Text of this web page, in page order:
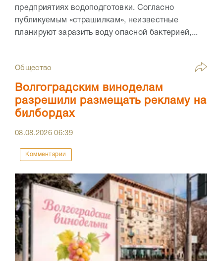
предприятиях водоподготовки. Согласно
публикуемым «страшилкам», неизвестные
планируют заразить воду опасной бактерией,...
Общество
Волгоградским виноделам
разрешили размещать рекламу на
билбордах
08.08.202606:39
Комментарии